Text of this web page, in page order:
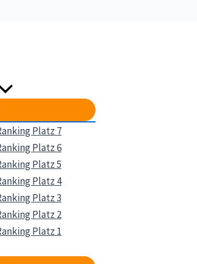
Platz 7
Platz 6
Platz 5
Platz 4
Platz 3
Platz 2
Platz 1